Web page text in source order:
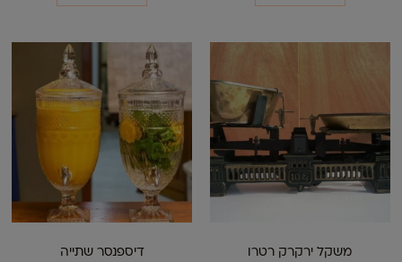
משקל ירקרק רטרו דיספנסר שתייה